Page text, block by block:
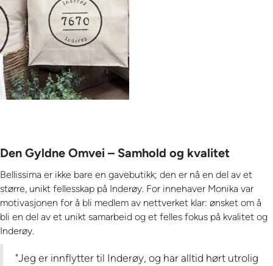
Den Gyldne Omvei – Samhold og kvalitet
Bellissima er ikke bare en gavebutikk; den er nå en del av et
større, unikt fellesskap på Inderøy. For innehaver Monika var
motivasjonen for å bli medlem av nettverket klar: ønsket om å
bli en del av et unikt samarbeid og et felles fokus på kvalitet og
Inderøy.
"Jeg er innflytter til Inderøy, og har alltid hørt utrolig